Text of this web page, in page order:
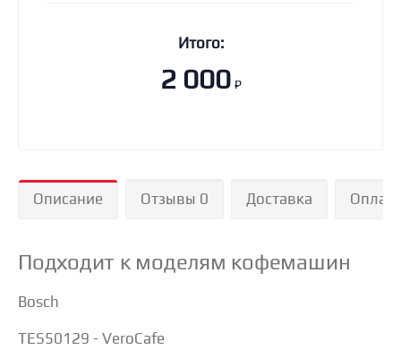
Итого:
2 000 ₽
Описание Отзывы 0 Доставка Оплата
Подходит к моделям кофемашин
Bosch
TES50129 - VeroCafe